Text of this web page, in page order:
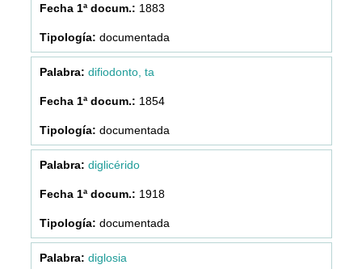
1883
documentada
difiodonto, ta
1854
documentada
diglicérido
1918
documentada
diglosia